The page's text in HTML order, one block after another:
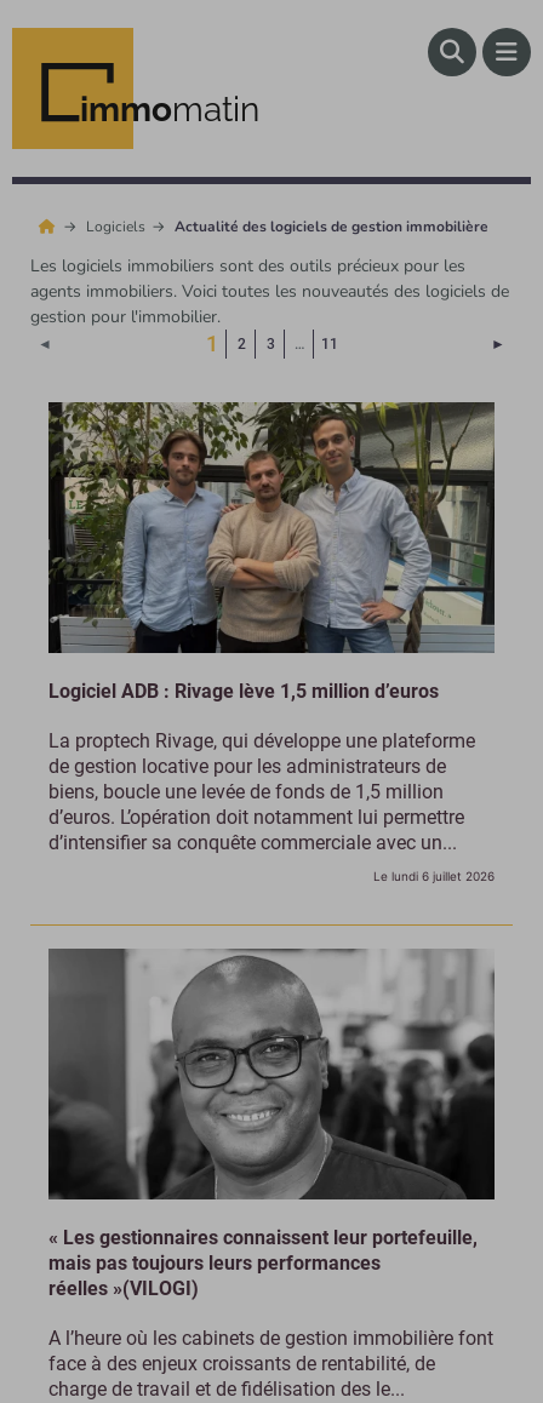
immomatin
Logiciels Actualité des logiciels de gestion immobilière
Les logiciels immobiliers sont des outils précieux pour les
agents immobiliers. Voici toutes les nouveautés des logiciels de
gestion pour l'immobilier.
◄ 1 (Page courante)
2 3 … 11 ►
Logiciel ADB : Rivage lève 1,5 million d’euros
La proptech Rivage, qui développe une plateforme
de gestion locative pour les administrateurs de
biens, boucle une levée de fonds de 1,5 million
d’euros. L’opération doit notamment lui permettre
d’intensifier sa conquête commerciale avec un...
Le lundi 6 juillet 2026
« Les gestionnaires connaissent leur portefeuille,
mais pas toujours leurs performances
réelles »(VILOGI)
A l’heure où les cabinets de gestion immobilière font
face à des enjeux croissants de rentabilité, de
charge de travail et de fidélisation des le...